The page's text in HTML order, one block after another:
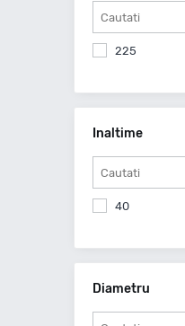
225
Inaltime
40
Diametru